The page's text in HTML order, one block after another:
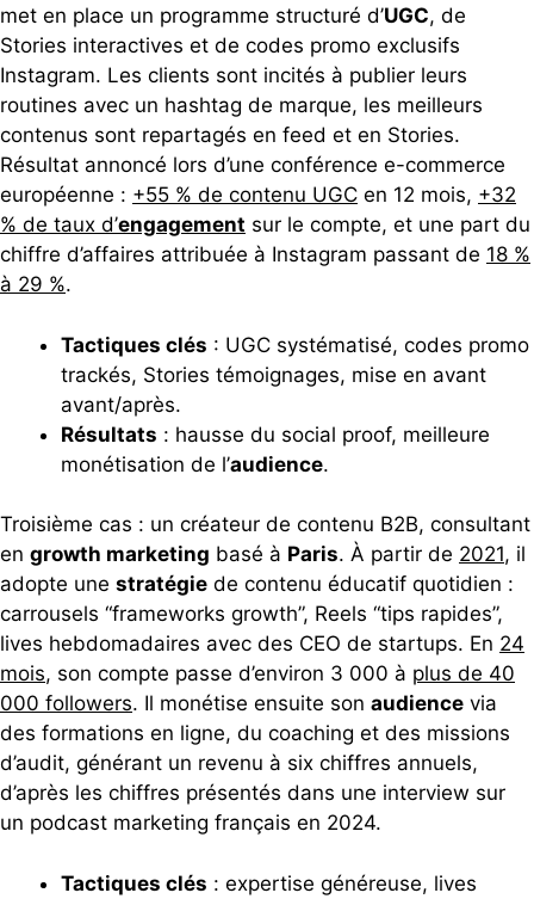
met en place un programme structuré d’UGC, de
Stories interactives et de codes promo exclusifs
Instagram. Les clients sont incités à publier leurs
routines avec un hashtag de marque, les meilleurs
contenus sont repartagés en feed et en Stories.
Résultat annoncé lors d’une conférence e-commerce
européenne : +55 % de contenu UGC en 12 mois, +32
% de taux d’engagement sur le compte, et une part du
chiffre d’affaires attribuée à Instagram passant de 18 %
à 29 %.
Tactiques clés : UGC systématisé, codes promo
trackés, Stories témoignages, mise en avant
avant/après.
Résultats : hausse du social proof, meilleure
monétisation de l’audience.
Troisième cas : un créateur de contenu B2B, consultant
en growth marketing basé à Paris. À partir de 2021, il
adopte une stratégie de contenu éducatif quotidien :
carrousels “frameworks growth”, Reels “tips rapides”,
lives hebdomadaires avec des CEO de startups. En 24
mois, son compte passe d’environ 3 000 à plus de 40
000 followers. Il monétise ensuite son audience via
des formations en ligne, du coaching et des missions
d’audit, générant un revenu à six chiffres annuels,
d’après les chiffres présentés dans une interview sur
un podcast marketing français en 2024.
Tactiques clés : expertise généreuse, lives